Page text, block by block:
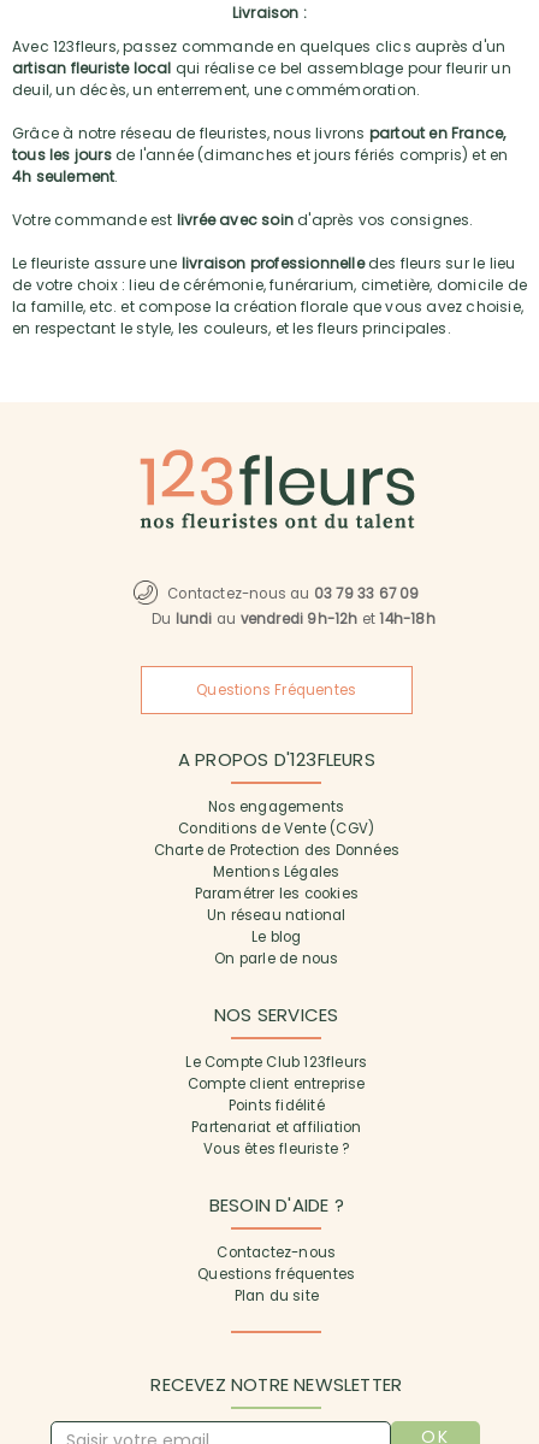
Livraison :
Avec 123fleurs, passez commande en quelques clics auprès d'un
artisan fleuriste local qui réalise ce bel assemblage pour fleurir un
deuil, un décès, un enterrement, une commémoration.
Grâce à notre réseau de fleuristes, nous livrons partout en France,
tous les joursde l'année (dimanches et jours fériés compris) et en
4h seulement.
Votre commande est livrée avec soind'après vos consignes.
Le fleuriste assure une livraison professionnelledes fleurs sur le lieu
de votre choix : lieu de cérémonie, funérarium, cimetière, domicile de
la famille, etc. et compose la création florale que vous avez choisie,
en respectant le style, les couleurs, et les fleurs principales.
Contactez-nous au 03 79 33 67 09
Du lundi au vendredi 9h-12h et14h-18h
Questions Fréquentes
A PROPOS D'123FLEURS
Nos engagements
Conditions de Vente (CGV)
Charte de Protection des Données
Mentions Légales
Paramétrer les cookies
Un réseau national
Le blog
On parle de nous
NOS SERVICES
Le Compte Club 123fleurs
Compte client entreprise
Points fidélité
Partenariat et affiliation
Vous êtes fleuriste ?
BESOIN D'AIDE ?
Contactez-nous
Questions fréquentes
Plan du site
RECEVEZ NOTRE NEWSLETTER
OK